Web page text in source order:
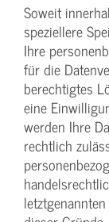
Soweit
speziellere
Ihre
für die
berechtigtes
eine
werden Ihre
rechtlich